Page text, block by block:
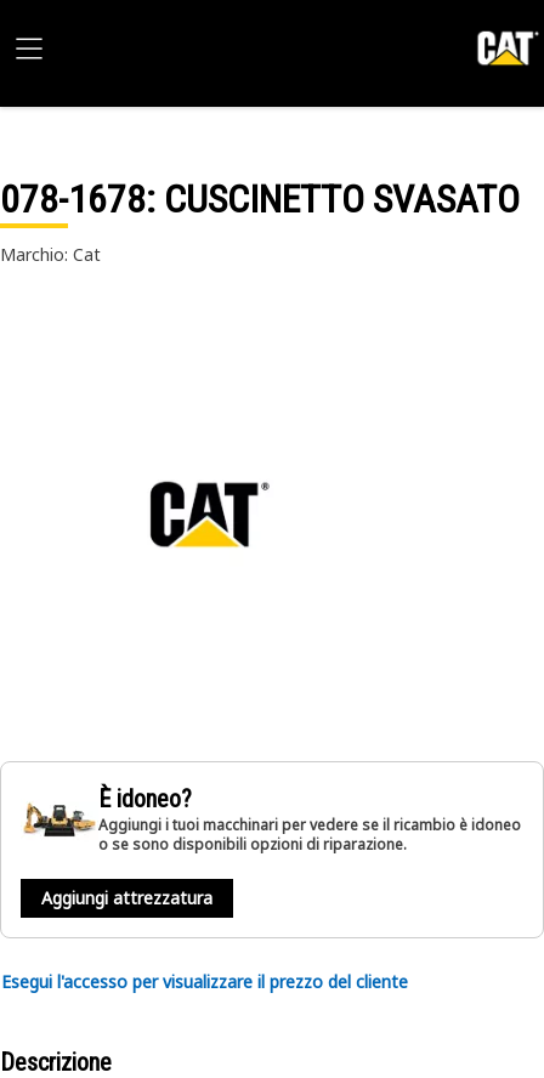
078-1678: CUSCINETTO SVASATO
Marchio: Cat
È idoneo?
Aggiungi i tuoi macchinari per vedere se il ricambio è idoneo
o se sono disponibili opzioni di riparazione.
Aggiungi attrezzatura
Esegui l'accesso per visualizzare il prezzo del cliente
Descrizione